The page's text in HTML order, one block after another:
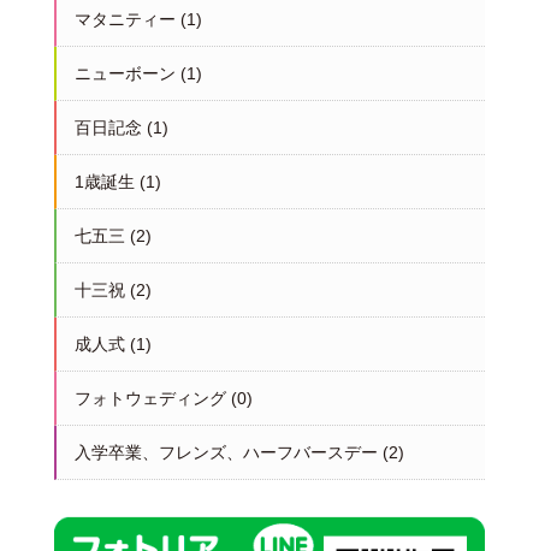
マタニティー (1)
ニューボーン (1)
百日記念 (1)
1歳誕生 (1)
七五三 (2)
十三祝(2)
成人式(1)
フォトウェディング(0)
入学卒業、フレンズ、ハーフバースデー (2)